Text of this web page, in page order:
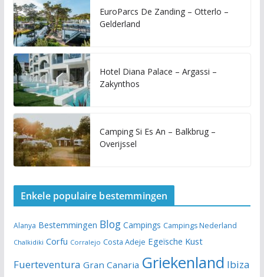
EuroParcs De Zanding – Otterlo –
Gelderland
Hotel Diana Palace – Argassi –
Zakynthos
Camping Si Es An – Balkbrug –
Overijssel
Enkele populaire bestemmingen
Alanya Bestemmingen Blog Campings Campings Nederland
Chalkidiki Corfu Corralejo Costa Adeje Egeïsche Kust
Fuerteventura Gran Canaria Griekenland Ibiza